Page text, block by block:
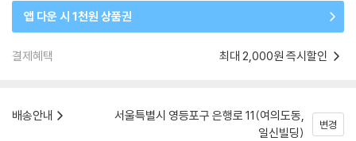
앱 다운 시 1천원 상품권
결제혜택 최대 2,000원 즉시할인
배송안내
서울특별시 영등포구 은행로 11(여의도동,
일신빌딩)
변경